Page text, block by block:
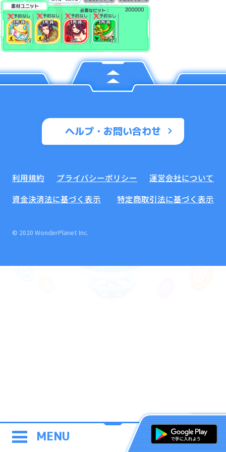
MENU
ヘルプ・お問い合わせ
利用規約 プライバシーポリシー
運営会社について
資金決済法に基づく表示
特定商取引法に基づく表示
© 2020 WonderPlanet Inc.